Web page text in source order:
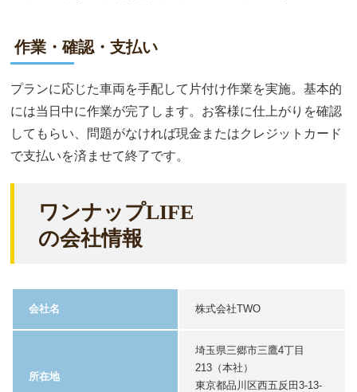
作業・確認・支払い
プランに応じた車両を手配して片付け作業を実施。基本的
には当日中に作業が完了します。お客様に仕上がりを確認
してもらい、問題がなければ現金またはクレジットカード
で支払いを済ませて終了です。
ワンナップLIFE
の会社情報
会社名 株式会社TWO
所在地
埼玉県三郷市三鷹4丁目
213（本社）
東京都品川区西五反田3-13-